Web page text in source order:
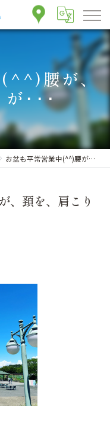
(^^)腰が、
が･･･
お盆も平常営業中(^^)腰が、頚を、肩こりが･･･
、頚を、肩こり